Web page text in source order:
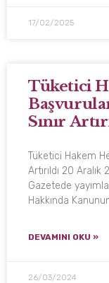
17/02/2025
Tüketici
Sınır
Tüketici Hakem
Artırıldı 20
Gazetede
Hakkında
DEVAMINI OKU »
26/03/2024